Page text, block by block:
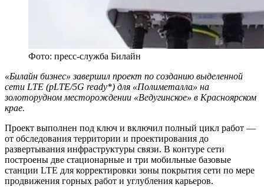
Фото: пресс-служба Билайн
«Билайн бизнес» завершил проект по созданию выделенной
сети LTE (pLTE/5G ready*) для «Полиметалла» на
золоторудном месторождении «Ведугинское» в Красноярском
крае.
Проект выполнен под ключ и включил полный цикл работ —
от обследования территории и проектирования до
развертывания инфраструктуры связи. В контуре сети
построены две стационарные и три мобильные базовые
станции LTE для корректировки зоны покрытия сети по мере
продвижения горных работ и углубления карьеров.